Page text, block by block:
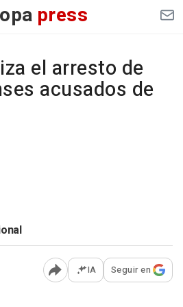
press
el arresto de
acusados de
Abrir opciones para
IA Seguir en